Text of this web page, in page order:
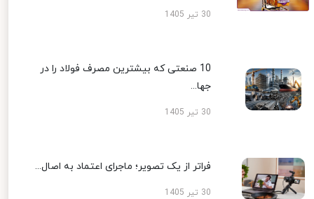
30 تیر 1405
10 صنعتی که بیشترین مصرف فولاد را در
جها...
30 تیر 1405
فراتر از یک تصویر؛ ماجرای اعتماد به اصال...
30 تیر 1405